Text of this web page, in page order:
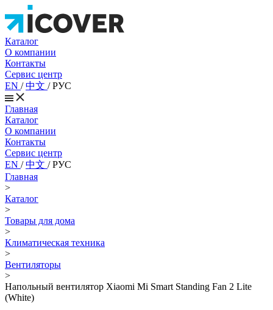
Каталог
О компании
Контакты
Сервис центр
EN /中文 /РУС
Главная
Каталог
О компании
Контакты
Сервис центр
EN /中文 /РУС
Главная
>
Каталог
>
Товары для дома
>
Климатическая техника
>
Вентиляторы
>
Напольный вентилятор Xiaomi Mi Smart Standing Fan 2 Lite
(White)